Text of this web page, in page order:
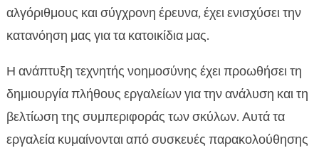
αλγόριθμους και σύγχρονη έρευνα, έχει ενισχύσει την
κατανόηση μας για τα κατοικίδια μας.
Η ανάπτυξη τεχνητής νοημοσύνης έχει προωθήσει τη
δημιουργία πλήθους εργαλείων για την ανάλυση και τη
βελτίωση της συμπεριφοράς των σκύλων. Αυτά τα
εργαλεία κυμαίνονται από συσκευές παρακολούθησης